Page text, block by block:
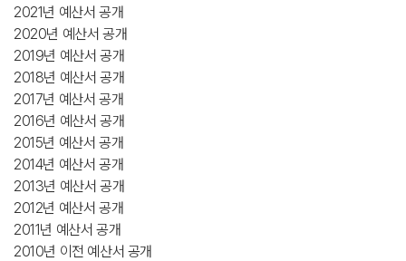
2021년 예산서 공개
2020년 예산서 공개
2019년 예산서 공개
2018년 예산서 공개
2017년 예산서 공개
2016년 예산서 공개
2015년 예산서 공개
2014년 예산서 공개
2013년 예산서 공개
2012년 예산서 공개
2011년 예산서 공개
2010년 이전 예산서 공개